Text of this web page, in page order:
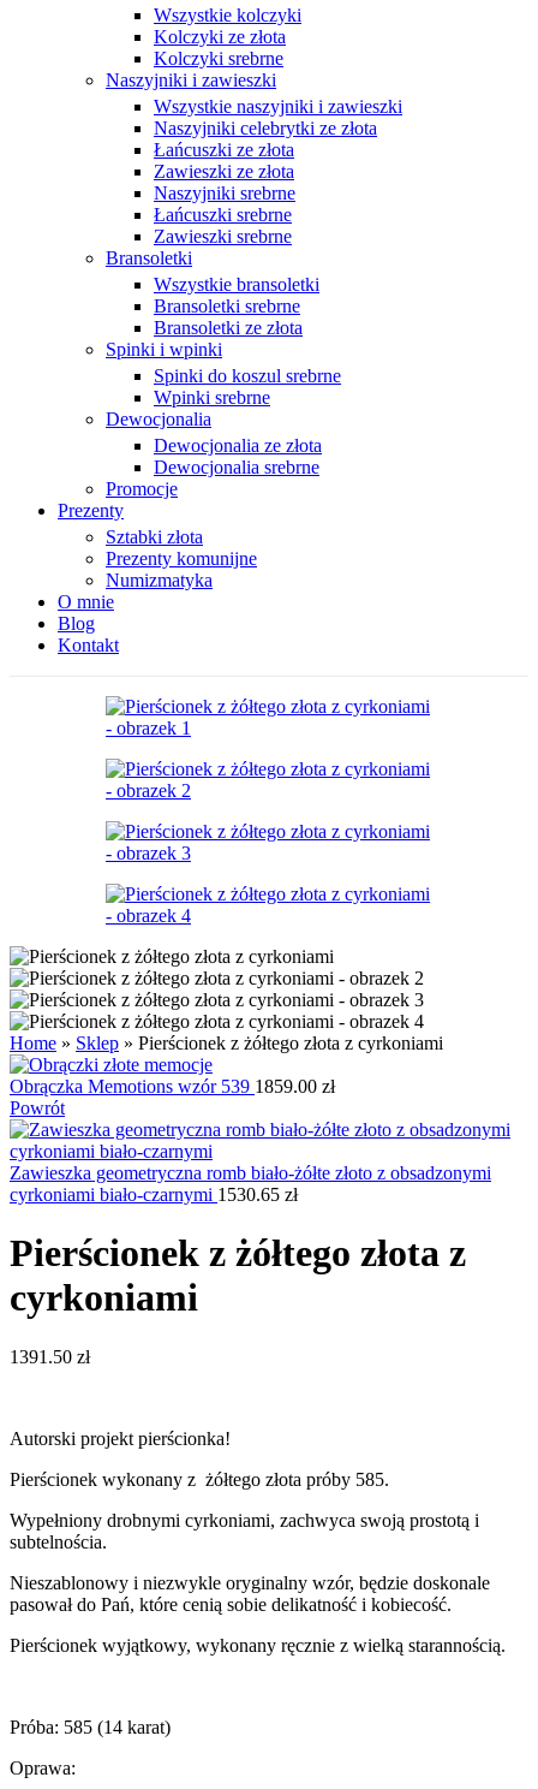
Wszystkie kolczyki
Kolczyki ze złota
Kolczyki srebrne
Naszyjniki i zawieszki
Wszystkie naszyjniki i zawieszki
Naszyjniki celebrytki ze złota
Łańcuszki ze złota
Zawieszki ze złota
Naszyjniki srebrne
Łańcuszki srebrne
Zawieszki srebrne
Bransoletki
Wszystkie bransoletki
Bransoletki srebrne
Bransoletki ze złota
Spinki i wpinki
Spinki do koszul srebrne
Wpinki srebrne
Dewocjonalia
Dewocjonalia ze złota
Dewocjonalia srebrne
Promocje
Prezenty
Sztabki złota
Prezenty komunijne
Numizmatyka
O mnie
Blog
Kontakt
Home » Sklep » Pierścionek z żółtego złota z cyrkoniami
Obrączka Memotions wzór 539 1859.00 zł
Powrót
Zawieszka geometryczna romb biało-żółte złoto z obsadzonymi
cyrkoniami biało-czarnymi 1530.65 zł
Pierścionek z żółtego złota z
cyrkoniami
1391.50 zł
Autorski projekt pierścionka!
Pierścionek wykonany z żółtego złota próby 585.
Wypełniony drobnymi cyrkoniami, zachwyca swoją prostotą i
subtelnościa.
Nieszablonowy i niezwykle oryginalny wzór, będzie doskonale
pasował do Pań, które cenią sobie delikatność i kobiecość.
Pierścionek wyjątkowy, wykonany ręcznie z wielką starannością.
Próba: 585 (14 karat)
Oprawa: